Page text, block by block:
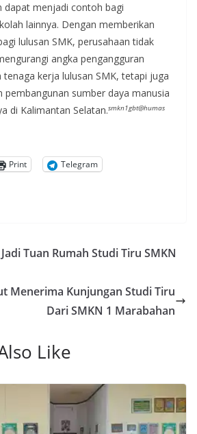
dapat menjadi contoh bagi
lainnya. Dengan memberikan
lulusan SMK, perusahaan tidak
angka pengangguran
tenaga kerja lulusan SMK, tetapi juga
pembangunan sumber daya manusia
di Kalimantan Selatan.smkn1gbt@humas
Print
Telegram
Tuan Rumah Studi Tiru SMKN
Menerima Kunjungan Studi Tiru
Dari SMKN 1 Marabahan
Like